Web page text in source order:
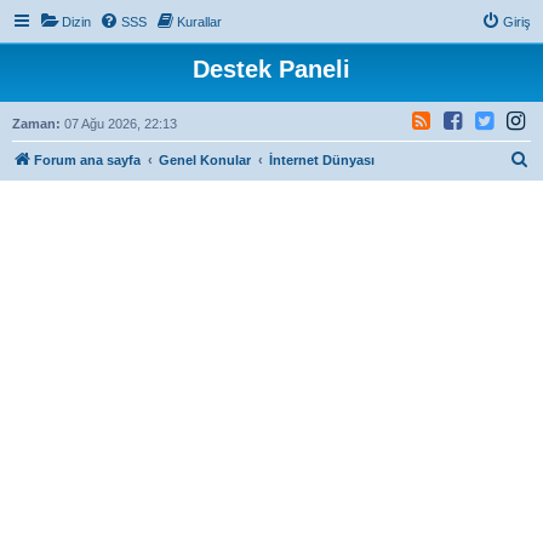
Dizin SSS Kurallar Giriş
Destek Paneli
Zaman: 07 Ağu 2026, 22:13
Forum ana sayfa Genel Konular İnternet Dünyası